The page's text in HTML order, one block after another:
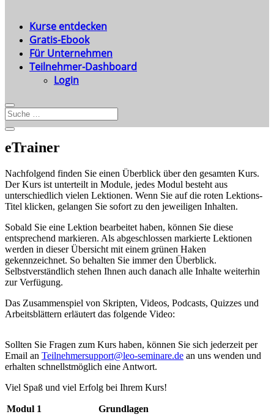
Kurse entdecken
Gratis-Ebook
Für Unternehmen
Teilnehmer-Dashboard
Login
eTrainer
Nachfolgend finden Sie einen Überblick über den gesamten Kurs.
Der Kurs ist unterteilt in Module, jedes Modul besteht aus
unterschiedlich vielen Lektionen. Wenn Sie auf die roten Lektions-
Titel klicken, gelangen Sie sofort zu den jeweiligen Inhalten.
Sobald Sie eine Lektion bearbeitet haben, können Sie diese
entsprechend markieren. Als abgeschlossen markierte Lektionen
werden in dieser Übersicht mit einem grünen Haken
gekennzeichnet. So behalten Sie immer den Überblick.
Selbstverständlich stehen Ihnen auch danach alle Inhalte weiterhin
zur Verfügung.
Das Zusammenspiel von Skripten, Videos, Podcasts, Quizzes und
Arbeitsblättern erläutert das folgende Video:
Sollten Sie Fragen zum Kurs haben, können Sie sich jederzeit per
Email an Teilnehmersupport@leo-seminare.de an uns wenden und
erhalten schnellstmöglich eine Antwort.
Viel Spaß und viel Erfolg bei Ihrem Kurs!
Modul 1
Grundlagen